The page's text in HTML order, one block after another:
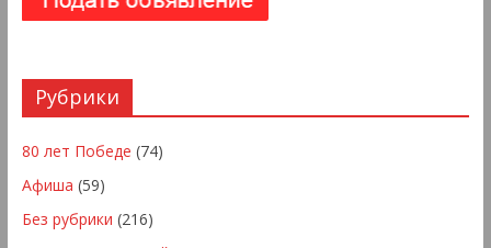
Рубрики
80 лет Победе (74)
Афиша (59)
Без рубрики (216)